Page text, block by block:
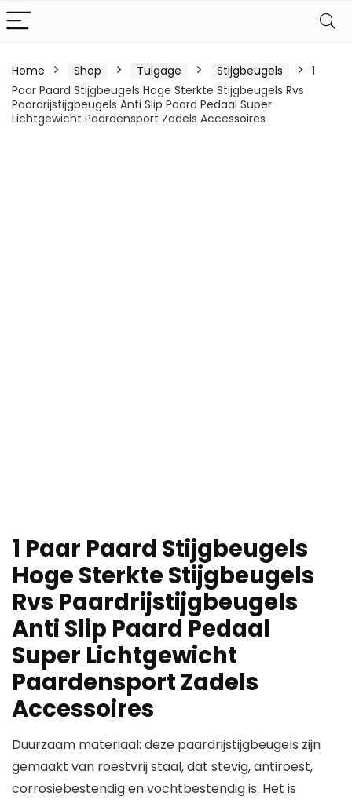
Home Shop Tuigage Stijgbeugels
1
Paar Paard Stijgbeugels Hoge Sterkte Stijgbeugels Rvs
Paardrijstijgbeugels Anti Slip Paard Pedaal Super
Lichtgewicht Paardensport Zadels Accessoires
1 Paar Paard Stijgbeugels
Hoge Sterkte Stijgbeugels
Rvs Paardrijstijgbeugels
Anti Slip Paard Pedaal
Super Lichtgewicht
Paardensport Zadels
Accessoires
Duurzaam materiaal: deze paardrijstijgbeugels zijn
gemaakt van roestvrij staal, dat stevig, antiroest,
corrosiebestendig en vochtbestendig is. Het is